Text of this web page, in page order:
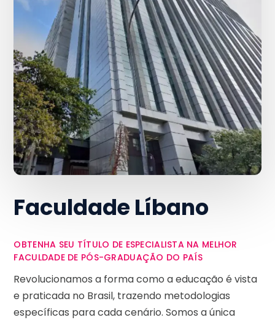
Faculdade Líbano
OBTENHA SEU TÍTULO DE ESPECIALISTA NA MELHOR
FACULDADE DE PÓS-GRADUAÇÃO DO PAÍS
Revolucionamos a forma como a educação é vista
e praticada no Brasil, trazendo metodologias
específicas para cada cenário. Somos a única